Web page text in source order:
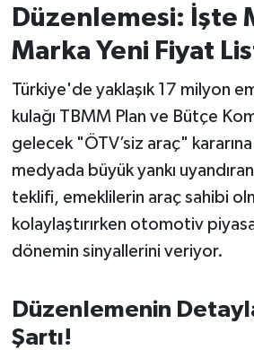
Düzenlemesi: İşte
Marka Yeni Fiyat
Türkiye'de yaklaşık 17 milyon
kulağı TBMM Plan ve Bütçe
gelecek "ÖTV’siz araç"
medyada büyük yankı
teklifi, emeklilerin araç sahibi
kolaylaştırırken otomotiv
dönemin sinyallerini veriyor.
Düzenlemenin
Şartı!
Havran
KENT GÜNDEMİ
Kepsut
KÜLTÜR-SANAT
MAGAZİN
MANŞET